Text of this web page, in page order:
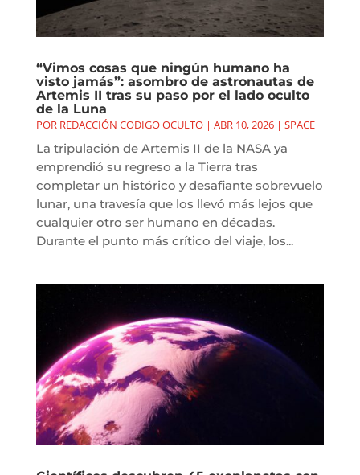
“Vimos cosas que ningún humano ha
visto jamás”: asombro de astronautas de
Artemis II tras su paso por el lado oculto
de la Luna
POR REDACCIÓN CODIGO OCULTO| ABR 10, 2026| SPACE
La tripulación de Artemis II de la NASA ya
emprendió su regreso a la Tierra tras
completar un histórico y desafiante sobrevuelo
lunar, una travesía que los llevó más lejos que
cualquier otro ser humano en décadas.
Durante el punto más crítico del viaje, los...